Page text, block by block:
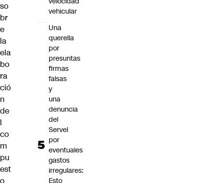
so
br
e
la
ela
bo
ra
ció
n
de
l
co
m
pu
est
o
vehicular
Una
querella
por
presuntas
firmas
falsas
y
una
denuncia
del
Servel
por
eventuales
gastos
irregulares:
Esto